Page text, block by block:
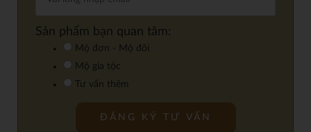
Sản phẩm bạn quan tâm:
Mộ đơn - Mộ đôi
Mộ gia tộc
Tư vấn thêm